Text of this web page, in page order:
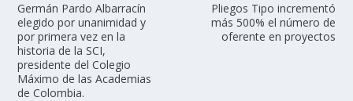
Germán Pardo Albarracín
elegido por unanimidad y
por primera vez en la
historia de la SCI,
presidente del Colegio
Máximo de las Academias
de Colombia.
Pliegos Tipo incrementó
más 500% el número de
oferente en proyectos